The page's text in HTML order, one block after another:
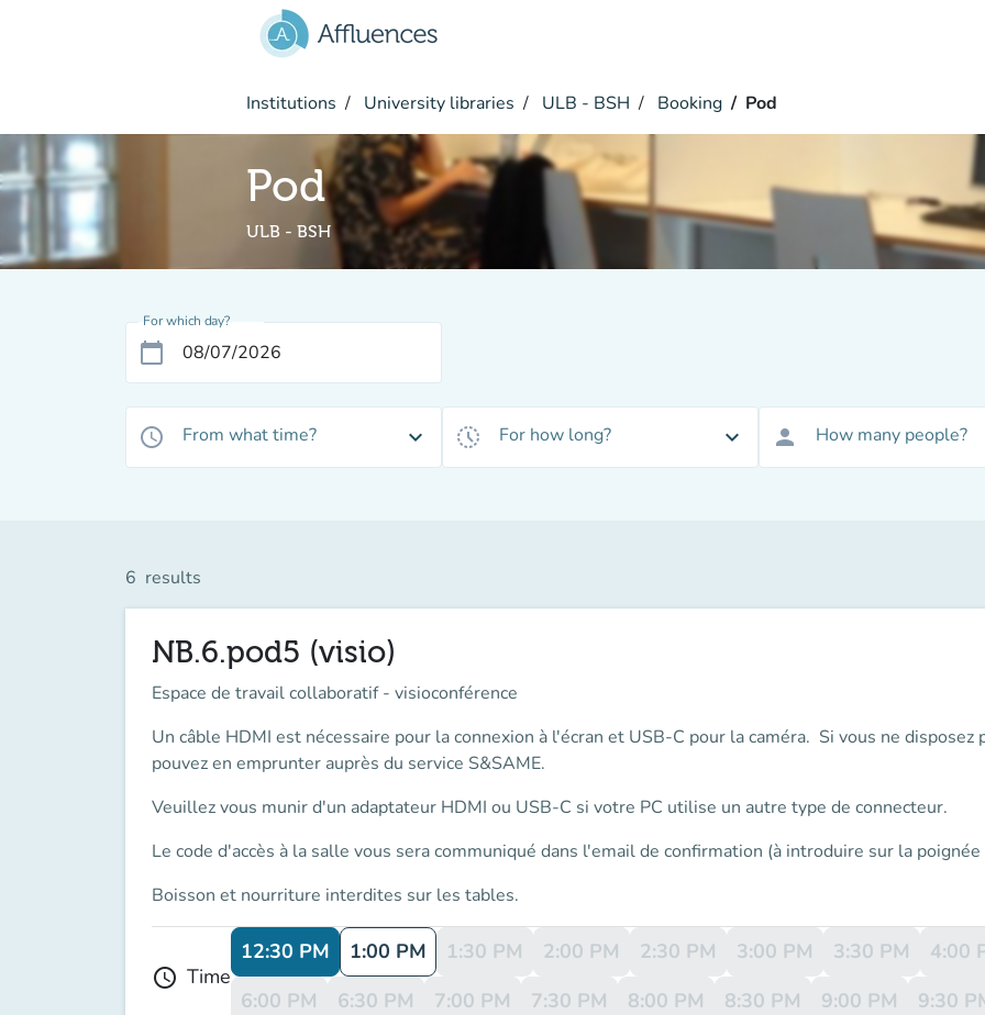
Institutions University libraries ULB - BSH Booking Pod
Pod
ULB - BSH
For which day?
calendar_today
access_time From what time? expand_more history_toggle_off For how long? expand_more person How many people?
6 results
NB.6.pod5 (visio)
Espace de travail collaboratif - visioconférence
Un câble HDMI est nécessaire pour la connexion à l'écran et USB-C pour la caméra. Si vous ne disposez
pouvez en emprunter auprès du service S&SAME.
Veuillez vous munir d'un adaptateur HDMI ou USB-C si votre PC utilise un autre type de connecteur.
Le code d'accès à la salle vous sera communiqué dans l'email de confirmation (à introduire sur la
Boisson et nourriture interdites sur les tables.
schedule Time
12:30 PM 1:00 PM 1:30 PM 2:00 PM 2:30 PM 3:00 PM 3:30 PM 4:00
6:00 PM
6:30 PM 7:00 PM 7:30 PM 8:00 PM 8:30 PM 9:00 PM 9:30